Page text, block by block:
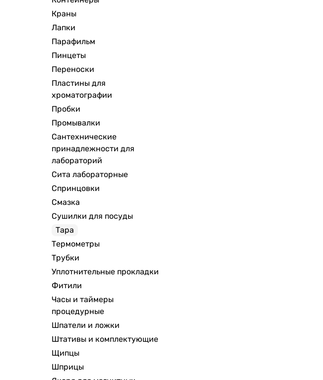
Краны
Лапки
Парафильм
Пинцеты
Переноски
Пластины для
хроматографии
Пробки
Промывалки
Сантехнические
принадлежности для
лабораторий
Сита лабораторные
Спринцовки
Смазка
Сушилки для посуды
Тара
Термометры
Трубки
Уплотнительные прокладки
Фитили
Часы и таймеры
процедурные
Шпатели и ложки
Штативы и комплектующие
Щипцы
Шприцы